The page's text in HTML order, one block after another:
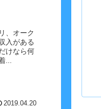
、オーク
入がある
けなら何
...
2019.04.20